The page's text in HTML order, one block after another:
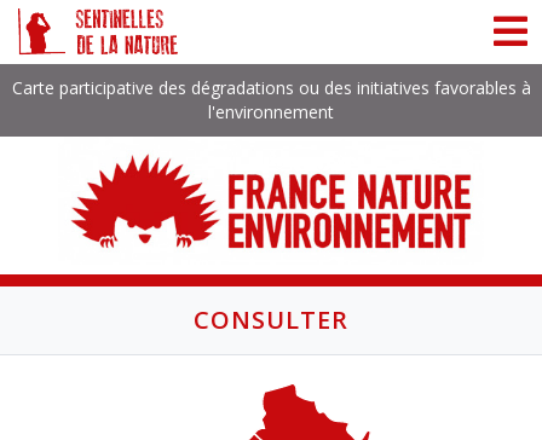
Carte participative des dégradations ou des initiatives favorables à
l'environnement
CONSULTER
Panneau de gestion des cookies